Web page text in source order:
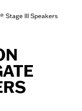
Stage III Speakers